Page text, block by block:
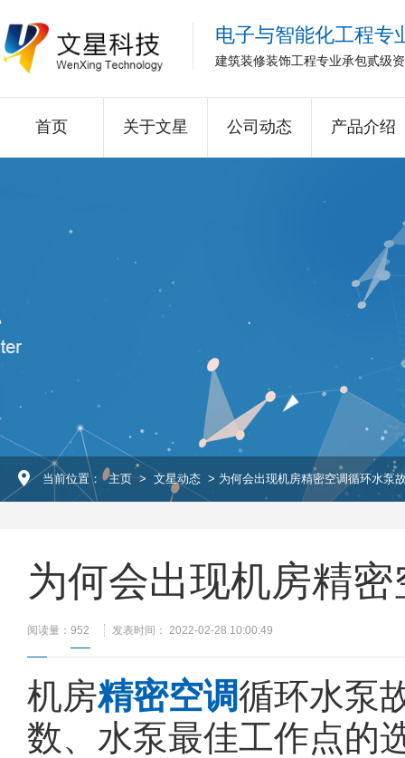
电子与智能化工程专
建筑装修装饰工程专业承包贰级
首页 关于文星 公司动态 产品介绍
当前位置： 主页 > 文星动态 > 为何会出现机房精密空调循环水泵
为何会出现机房精
阅读量： 952 发表时间： 2022-02-28 10:00:49
机房精密空调循环水泵
数、水泵最佳工作点的